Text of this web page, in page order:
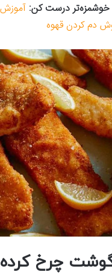
خوشمزه‌تر درست کن:
دم کردن قهوه
گوشت چرخ کرده